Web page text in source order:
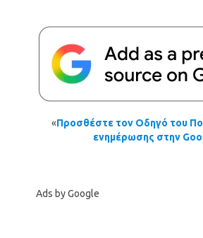
«Προσθέστε τον Οδηγό του
ενημέρωσης στην
Ads by Google